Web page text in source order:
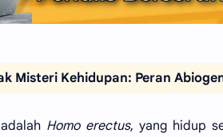
Misteri Kehidupan: Peran
Homo erectus, yang hidup